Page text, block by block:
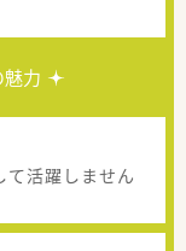
力
て活躍しません